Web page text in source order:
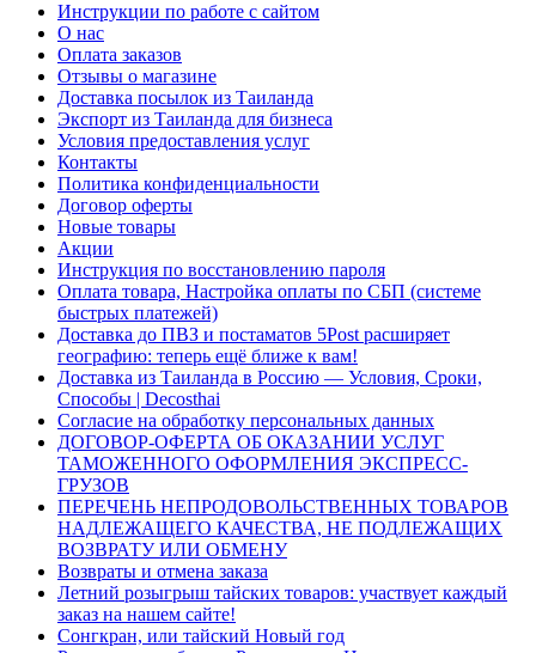
Инструкции по работе с сайтом
О нас
Оплата заказов
Отзывы о магазине
Доставка посылок из Таиланда
Экспорт из Таиланда для бизнеса
Условия предоставления услуг
Контакты
Политика конфиденциальности
Договор оферты
Новые товары
Акции
Инструкция по восстановлению пароля
Оплата товара, Настройка оплаты по СБП (системе
быстрых платежей)
Доставка до ПВЗ и постаматов 5Post расширяет
географию: теперь ещё ближе к вам!
Доставка из Таиланда в Россию — Условия, Сроки,
Способы | Decosthai
Согласие на обработку персональных данных
ДОГОВОР-ОФЕРТА ОБ ОКАЗАНИИ УСЛУГ
ТАМОЖЕННОГО ОФОРМЛЕНИЯ ЭКСПРЕСС-
ГРУЗОВ
ПЕРЕЧЕНЬ НЕПРОДОВОЛЬСТВЕННЫХ ТОВАРОВ
НАДЛЕЖАЩЕГО КАЧЕСТВА, НЕ ПОДЛЕЖАЩИХ
ВОЗВРАТУ ИЛИ ОБМЕНУ
Возвраты и отмена заказа
Летний розыгрыш тайских товаров: участвует каждый
заказ на нашем сайте!
Сонгкран, или тайский Новый год